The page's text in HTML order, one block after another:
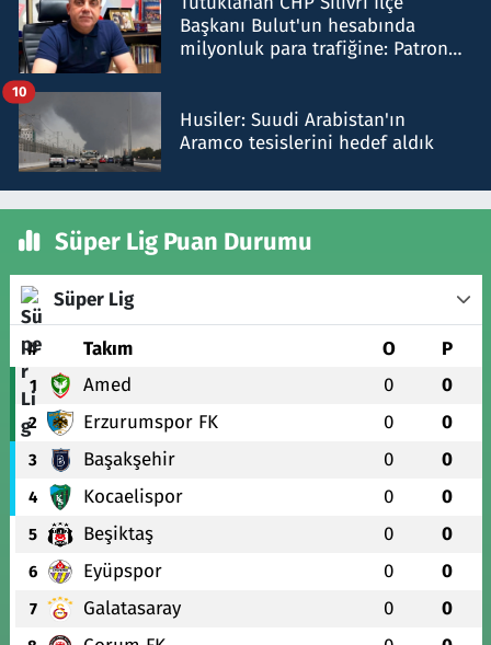
Başkanı Bulut'un hesabında
milyonluk para trafiğine: Patron
Husiler: Suudi Arabistan'ın
Aramco tesislerini hedef aldık
10
Süper Lig Puan Durumu
Süper Lig
# Takım O P
1 Amed 0 0
2 Erzurumspor FK 0 0
3 Başakşehir 0 0
4 Kocaelispor 0 0
5 Beşiktaş 0 0
6 Eyüpspor 0 0
7 Galatasaray 0 0